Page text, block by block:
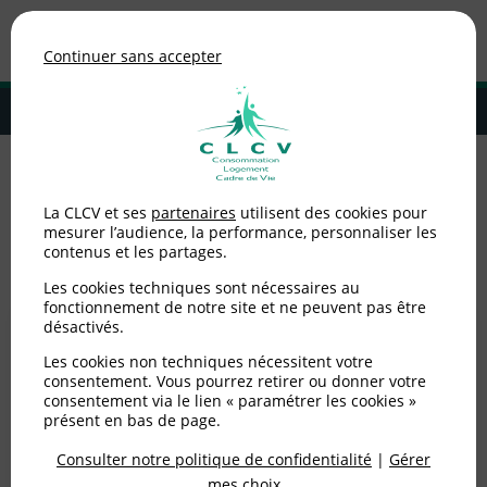
MENU
Adhérer à la CLCV
Questions/réponses
Aucun article dans cette catégorie
La pratique d'un professionnelvous
alerte ?
Continuer sans accepter
La CLCV et ses partenaires utilisent des cookies pour
mesurer l’audience, la performance, personnaliser les
contenus et les partages.
Les cookies techniques sont nécessaires au
fonctionnement de notre site et ne peuvent pas être
désactivés.
Les cookies non techniques nécessitent votre
consentement. Vous pourrez retirer ou donner votre
consentement via le lien « paramétrer les cookies »
présent en bas de page.
Consulter notre politique de confidentialité | Gérer